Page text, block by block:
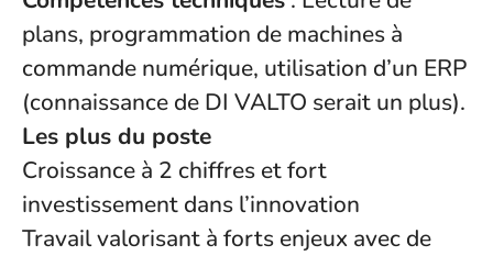
plans, programmation de machines à
commande numérique, utilisation d’un ERP
(connaissance de DI VALTO serait un plus).
Les plus du poste
Croissance à 2 chiffres et fort
investissement dans l’innovation
Travail valorisant à forts enjeux avec de